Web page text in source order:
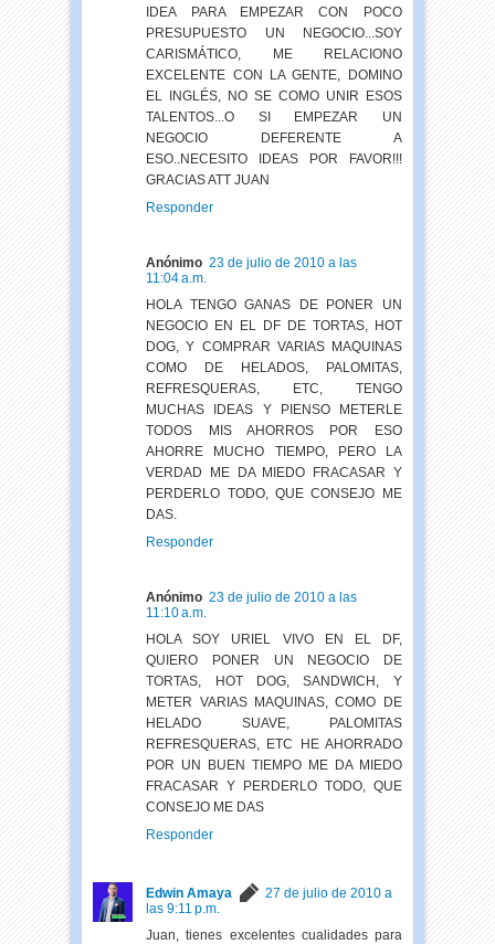
IDEA PARA EMPEZAR CON POCO
PRESUPUESTO UN NEGOCIO...SOY
CARISMÁTICO, ME RELACIONO
EXCELENTE CON LA GENTE, DOMINO
EL INGLÉS, NO SE COMO UNIR ESOS
TALENTOS...O SI EMPEZAR UN
NEGOCIO DEFERENTE A
ESO..NECESITO IDEAS POR FAVOR!!!
GRACIAS ATT JUAN
Responder
Anónimo 23 de julio de 2010 a las
11:04 a.m.
HOLA TENGO GANAS DE PONER UN
NEGOCIO EN EL DF DE TORTAS, HOT
DOG, Y COMPRAR VARIAS MAQUINAS
COMO DE HELADOS, PALOMITAS,
REFRESQUERAS, ETC, TENGO
MUCHAS IDEAS Y PIENSO METERLE
TODOS MIS AHORROS POR ESO
AHORRE MUCHO TIEMPO, PERO LA
VERDAD ME DA MIEDO FRACASAR Y
PERDERLO TODO, QUE CONSEJO ME
DAS.
Responder
Anónimo 23 de julio de 2010 a las
11:10 a.m.
HOLA SOY URIEL VIVO EN EL DF,
QUIERO PONER UN NEGOCIO DE
TORTAS, HOT DOG, SANDWICH, Y
METER VARIAS MAQUINAS, COMO DE
HELADO SUAVE, PALOMITAS
REFRESQUERAS, ETC HE AHORRADO
POR UN BUEN TIEMPO ME DA MIEDO
FRACASAR Y PERDERLO TODO, QUE
CONSEJO ME DAS
Responder
Edwin Amaya
27 de julio de 2010 a
las 9:11 p.m.
Juan, tienes excelentes cualidades para